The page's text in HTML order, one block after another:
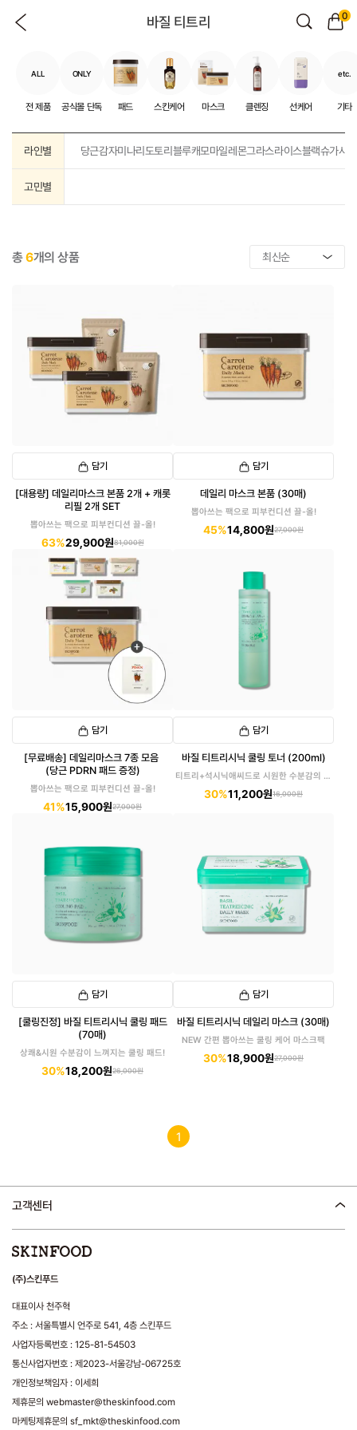
바질 티트리 0
ALL
전 제품
ONLY
공식몰 단독 패드 스킨케어 마스크 클렌징 선케어
etc.
기타
라인별 당근감자미나리도토리블루캐모마일레몬그라스라이스블랙슈가샤
고민별
총6개의 상품
담기
[대용량] 데일리마스크 본품 2개 + 캐롯
리필 2개 SET
뽑아쓰는 팩으로 피부컨디션 끌-올!
63%29,900원81,000원
담기
데일리 마스크 본품 (30매)
뽑아쓰는 팩으로 피부컨디션 끌-올!
45%14,800원27,000원
담기
[무료배송] 데일리마스크 7종 모음
(당근 PDRN 패드 증정)
뽑아쓰는 팩으로 피부컨디션 끌-올!
41%15,900원27,000원
담기
바질 티트리시닉 쿨링 토너 (200ml)
티트리+석시닉애씨드로 시원한 수분감의 쿨
30%11,200원16,000원
담기
[쿨링진정] 바질 티트리시닉 쿨링 패드
(70매)
상쾌&시원 수분감이 느껴지는 쿨링 패드!
30%18,200원26,000원
담기
바질 티트리시닉 데일리 마스크 (30매)
NEW 간편 뽑아쓰는 쿨링 케어 마스크팩
30%18,900원27,000원
1
고객센터
(주)스킨푸드
대표이사 천주혁
주소 : 서울특별시 언주로 541, 4층 스킨푸드
사업자등록번호 : 125-81-54503
통신사업자번호 : 제2023-서울강남-06725호
개인정보책임자 : 이세희
제휴문의 webmaster@theskinfood.com
마케팅제휴문의 sf_mkt@theskinfood.com